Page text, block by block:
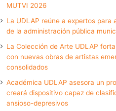
MUTVI 2026
La UDLAP reúne a expertos para
de la administración pública
La Colección de Arte UDLAP
con nuevas obras de artistas
consolidados
Académica UDLAP asesora un
creará dispositivo capaz de
ansioso-depresivos